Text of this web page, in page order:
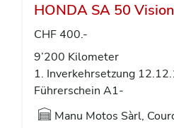
HONDA SA 50
CHF 400.-
9’200 Kilometer
1. Inverkehrsetzung
Führerschein A1-
Manu Motos Sàrl,